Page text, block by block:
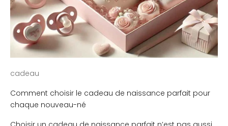
cadeau
Comment choisir le cadeau de naissance parfait pour
chaque nouveau-né